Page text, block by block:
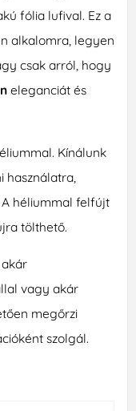
fólia lufival. Ez a
alkalomra, legyen
csak arról, hogy
eleganciát és
Kínálunk
héliummal felfújt
tölthető.
vagy akár
megőrzi
szolgál.